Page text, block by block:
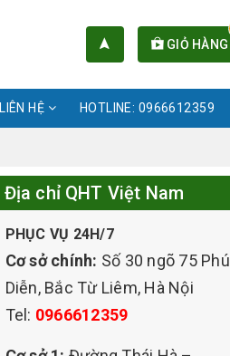
GIỎ HÀNG
LIÊN HỆ HOTLINE: 0966612359
Địa chỉ QHT Việt Nam
PHỤC VỤ 24H/7
Cơ sở chính: Số 30 ngõ 75 Phú
Diễn, Bắc Từ Liêm, Hà Nội
Tel: 0966612359